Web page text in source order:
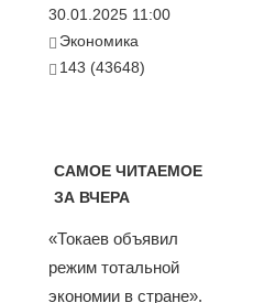
30.01.2025 11:00
Экономика
143 (43648)
САМОЕ ЧИТАЕМОЕ
ЗА ВЧЕРА
«Токаев объявил
режим тотальной
экономии в стране».